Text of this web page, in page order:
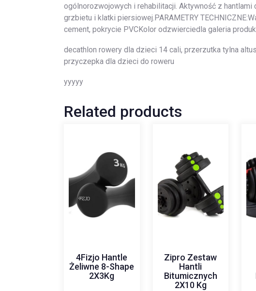
ogólnorozwojowych i rehabilitacji. Aktywność z hantlami
grzbietu i klatki piersiowej.PARAMETRY
cement, pokrycie PVCKolor odzwierciedla galeria
decathlon rowery dla dzieci 14 cali, przerzutka tylna
przyczepka dla dzieci do roweru
yyyyy
Related products
4Fizjo Hantle
Żeliwne 8-Shape
2X3Kg
Zipro Zestaw
Hantli
Bitumicznych
2X10 Kg